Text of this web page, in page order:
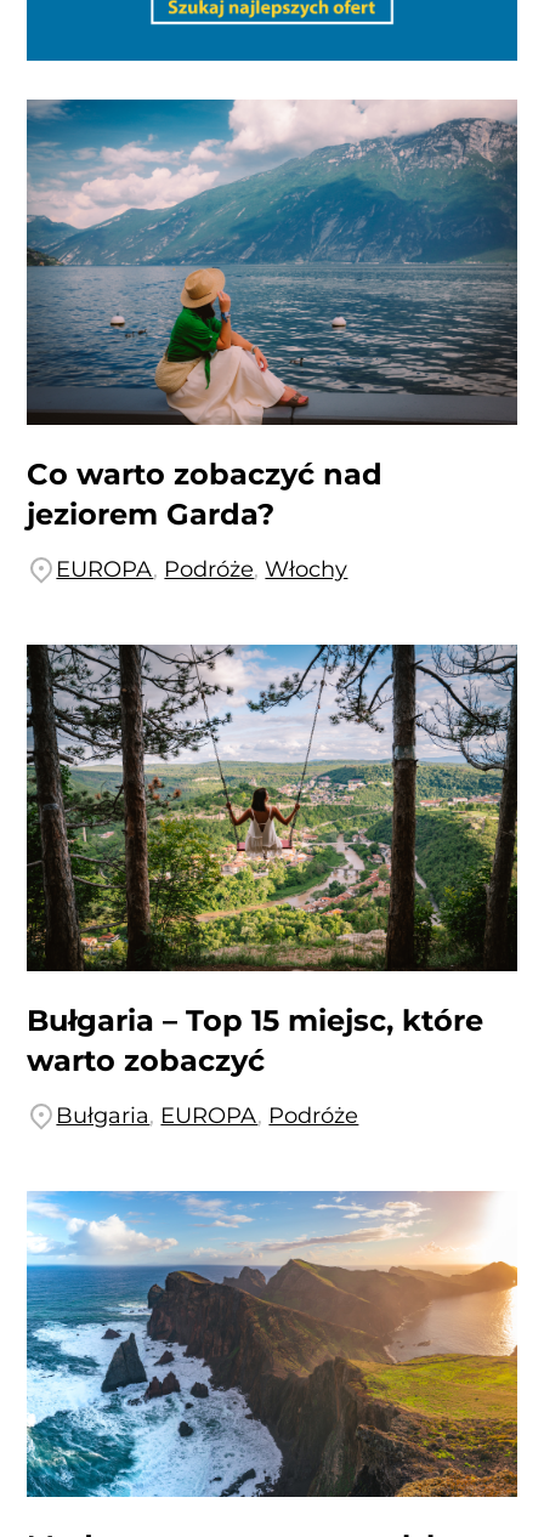
Co warto zobaczyć nad
jeziorem Garda?
EUROPA, Podróże,Włochy
Bułgaria – Top 15 miejsc, które
warto zobaczyć
Bułgaria, EUROPA, Podróże